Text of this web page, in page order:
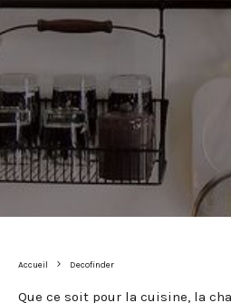
Accueil Decofinder
Que ce soit pour la cuisine, la